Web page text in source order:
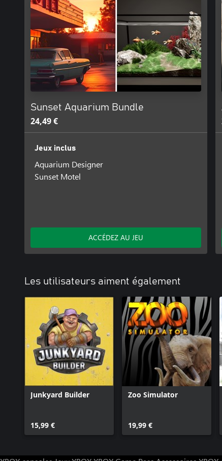
Sunset Aquarium Bundle
24,49 €
Jeux inclus
Aquarium Designer
Sunset Motel
ACCÉDEZ AU JEU
Les utilisateurs aiment également
Junkyard Builder
15,99 €
Zoo Simulator
19,99 €